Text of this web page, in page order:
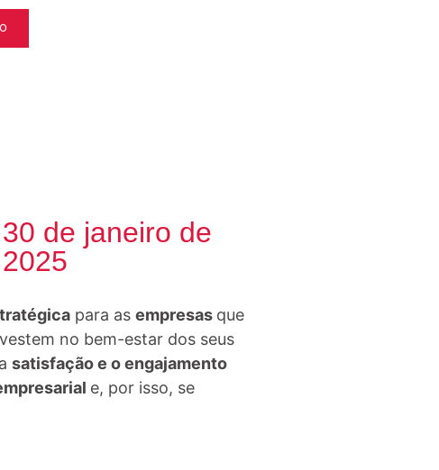
30 de janeiro de
2025
para as empresas que
no bem-estar dos seus
satisfação e o engajamento
e, por isso, se